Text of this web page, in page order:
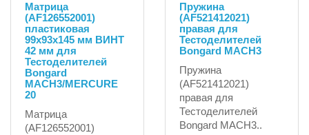
Матрица
(AF126552001)
пластиковая
99x93x145 мм ВИНТ
42 мм для
Тестоделителей
Bongard
MACH3/MERCURE
20
Матрица
(AF126552001)
Пружина
(AF521412021)
правая для
Тестоделителей
Bongard MACH3
Пружина
(AF521412021)
правая для
Тестоделителей
Bongard MACH3..